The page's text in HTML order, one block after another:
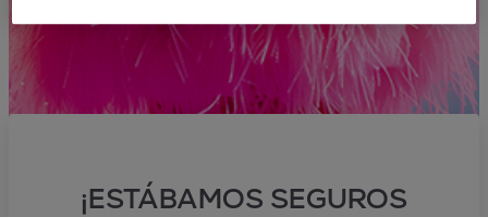
¡ESTÁBAMOS SEGUROS